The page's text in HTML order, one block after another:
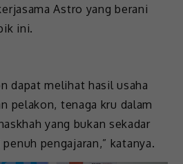
Astro yang berani
ini.
dapat melihat hasil usaha
pelakon, tenaga kru dalam
yang bukan sekadar
pengajaran,” katanya.